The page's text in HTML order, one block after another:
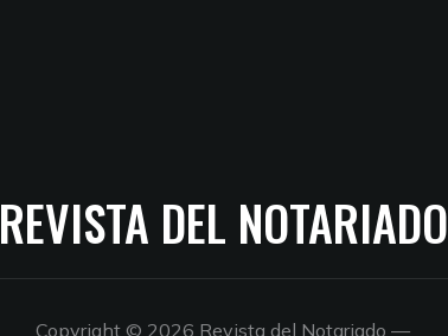
REVISTA DEL NOTARIADO
Copyright © 2026 Revista del Notariado —